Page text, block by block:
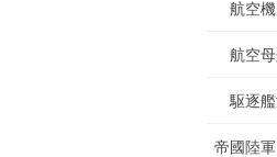
航空機
航空
駆逐
帝國陸軍